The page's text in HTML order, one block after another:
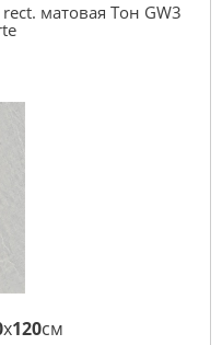
матовая Тон GW3
x120см